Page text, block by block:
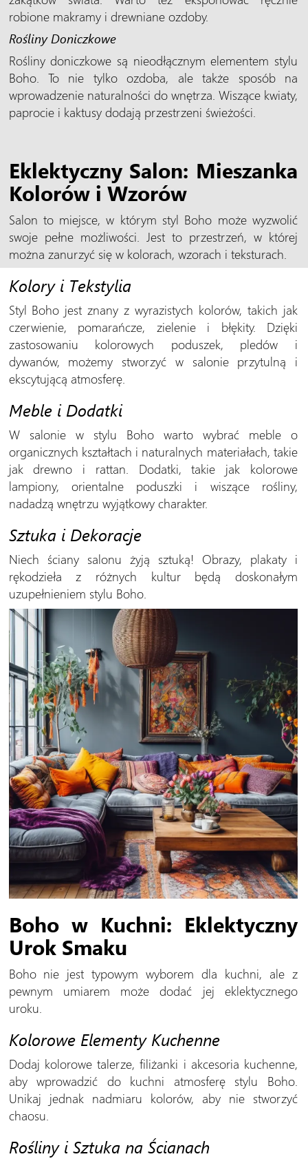
robione makramy i drewniane ozdoby.
Rośliny Doniczkowe
Rośliny doniczkowe są nieodłącznym elementem stylu
Boho. To nie tylko ozdoba, ale także sposób na
wprowadzenie naturalności do wnętrza. Wiszące kwiaty,
paprocie i kaktusy dodają przestrzeni świeżości.
Eklektyczny Salon: Mieszanka
Kolorów i Wzorów
Salon to miejsce, w którym styl Boho może wyzwolić
swoje pełne możliwości. Jest to przestrzeń, w której
można zanurzyć się w kolorach, wzorach i teksturach.
Kolory i Tekstylia
Styl Boho jest znany z wyrazistych kolorów, takich jak
czerwienie, pomarańcze, zielenie i błękity. Dzięki
zastosowaniu kolorowych poduszek, pledów i
dywanów, możemy stworzyć w salonie przytulną i
ekscytującą atmosferę.
Meble i Dodatki
W salonie w stylu Boho warto wybrać meble o
organicznych kształtach i naturalnych materiałach, takie
jak drewno i rattan. Dodatki, takie jak kolorowe
lampiony, orientalne poduszki i wiszące rośliny,
nadadzą wnętrzu wyjątkowy charakter.
Sztuka i Dekoracje
Niech ściany salonu żyją sztuką! Obrazy, plakaty i
rękodzieła z różnych kultur będą doskonałym
uzupełnieniem stylu Boho.
Boho w Kuchni: Eklektyczny
Urok Smaku
Boho nie jest typowym wyborem dla kuchni, ale z
pewnym umiarem może dodać jej eklektycznego
uroku.
Kolorowe Elementy Kuchenne
Dodaj kolorowe talerze, filiżanki i akcesoria kuchenne,
aby wprowadzić do kuchni atmosferę stylu Boho.
Unikaj jednak nadmiaru kolorów, aby nie stworzyć
chaosu.
Rośliny i Sztuka na Ścianach